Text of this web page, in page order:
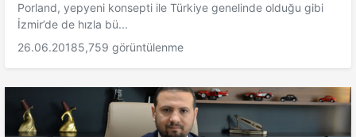
Porland, yepyeni konsepti ile Türkiye genelinde olduğu gibi
İzmir’de de hızla bü...
26.06.20185,759 görüntülenme